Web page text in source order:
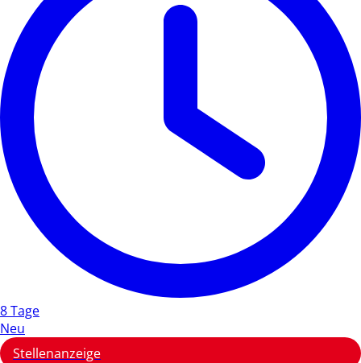
8 Tage
Neu
Stellenanzeige